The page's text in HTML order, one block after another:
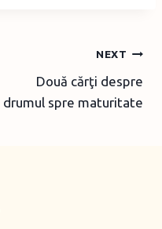
NEXT
Două cărţi despre
drumul spre maturitate